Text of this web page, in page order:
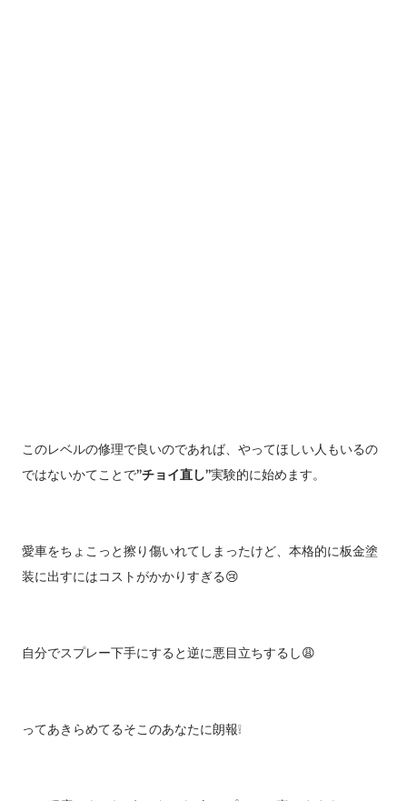
このレベルの修理で良いのであれば、やってほしい人もいるの
ではないかてことで”チョイ直し”実験的に始めます。
愛車をちょこっと擦り傷いれてしまったけど、本格的に板金塗
装に出すにはコストがかかりすぎる😢
自分でスプレー下手にすると逆に悪目立ちするし😩
ってあきらめてるそこのあなたに朗報❕